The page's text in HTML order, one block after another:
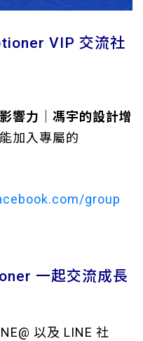
VIP 交流社
響力｜馮宇的設計增
加入專屬的
group
一起交流成長
以及 LINE 社